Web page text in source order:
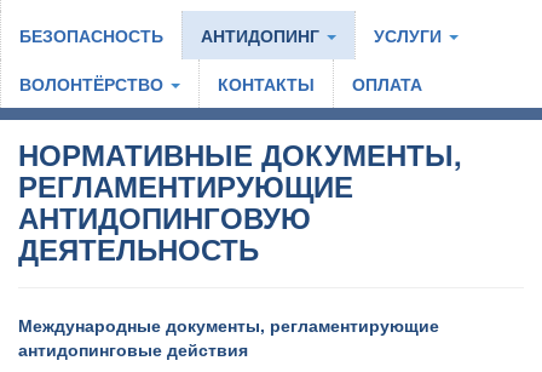
БЕЗОПАСНОСТЬ
АНТИДОПИНГ
УСЛУГИ
ВОЛОНТЁРСТВО
КОНТАКТЫ ОПЛАТА
НОРМАТИВНЫЕ ДОКУМЕНТЫ,
РЕГЛАМЕНТИРУЮЩИЕ
АНТИДОПИНГОВУЮ
ДЕЯТЕЛЬНОСТЬ
Международные документы, регламентирующие
антидопинговые действия